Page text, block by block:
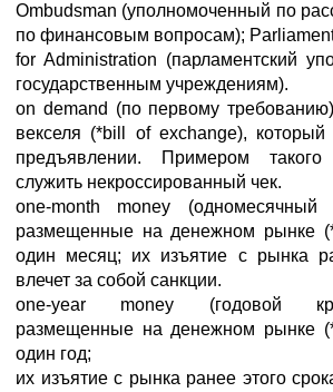
Ombudsman (уполномоченный по
по финансовым вопросам);
for Administration (парламентский
государственным учреждениям).
on demand (по первому
векселя (*bill of exchange), который
предъявлении. Примером
служить некроссированный чек.
one-month money (одномесячный
размещенные на денежном рынке
один месяц; их изъятие с рынка
влечет за собой санкции.
one-year money (годовой
размещенные на денежном рынке
один год;
их изъятие с рынка ранее этого